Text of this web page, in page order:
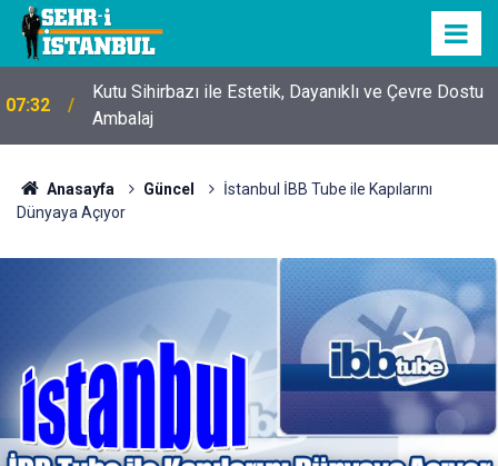
07:32
Kutu Sihirbazı ile Estetik, Dayanıklı ve Çevre Dostu
Ambalaj
Anasayfa Güncel
İstanbul İBB Tube ile Kapılarını
Dünyaya Açıyor